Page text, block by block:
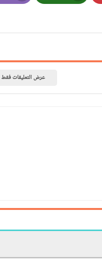
Whatsapp
عرض التعليقات فقط